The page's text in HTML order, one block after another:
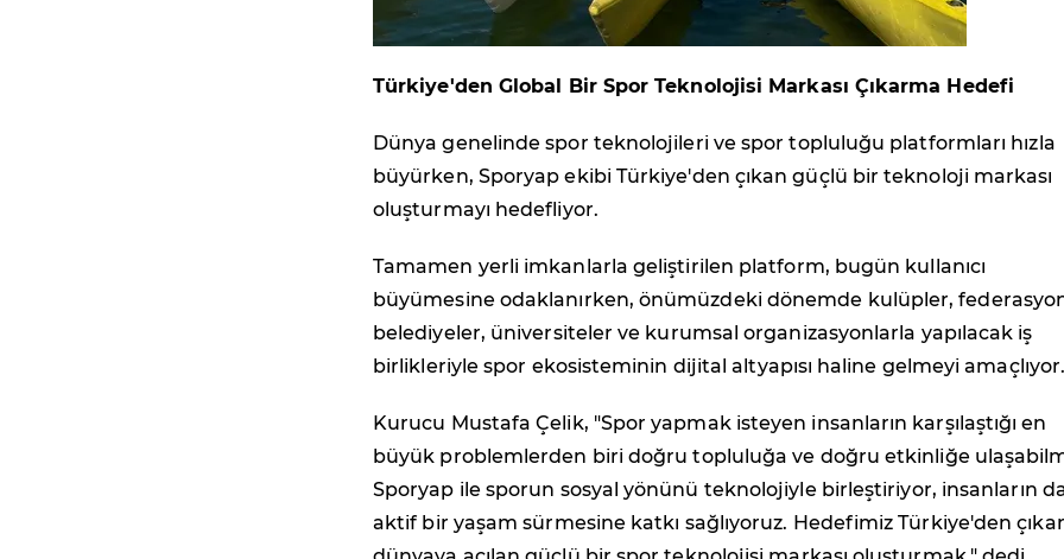
Türkiye'den Global Bir Spor Teknolojisi Markası Çıkarma Hedefi
Dünya genelinde spor teknolojileri ve spor topluluğu platformları hızla
büyürken, Sporyap ekibi Türkiye'den çıkan güçlü bir teknoloji markası
oluşturmayı hedefliyor.
Tamamen yerli imkanlarla geliştirilen platform, bugün kullanıcı
büyümesine odaklanırken, önümüzdeki dönemde kulüpler,
belediyeler, üniversiteler ve kurumsal organizasyonlarla yapılacak iş
birlikleriyle spor ekosisteminin dijital altyapısı haline gelmeyi
Kurucu Mustafa Çelik, "Spor yapmak isteyen insanların karşılaştığı en
büyük problemlerden biri doğru topluluğa ve doğru etkinliğe
Sporyap ile sporun sosyal yönünü teknolojiyle birleştiriyor, insanların
aktif bir yaşam sürmesine katkı sağlıyoruz. Hedefimiz Türkiye'den